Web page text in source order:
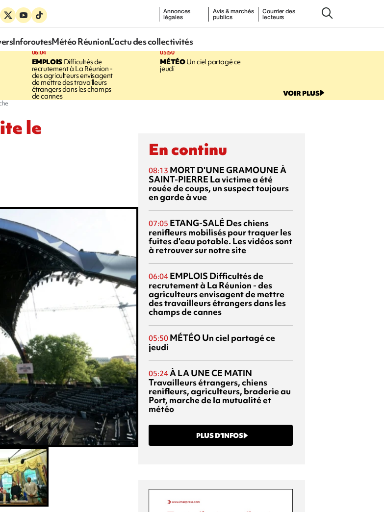
Annonces
légales
Avis & marchés
publics
Courrier des
lecteurs
InforoutesMétéo RéunionL’actu des collectivités
06:04
EMPLOISDifficultés de
recrutement à La Réunion -
des agriculteurs envisagent
de mettre des travailleurs
étrangers dans les champs
de cannes
05:50
MÉTÉOUn ciel partagé ce
jeudi
VOIR PLUS
le
En continu
08:13 MORT D'UNE GRAMOUNE À
SAINT-PIERRE La victime a été
rouée de coups, un suspect toujours
en garde à vue
07:05 ETANG-SALÉ Des chiens
renifleurs mobilisés pour traquer les
fuites d'eau potable. Les vidéos sont
à retrouver sur notre site
06:04 EMPLOIS Difficultés de
recrutement à La Réunion - des
agriculteurs envisagent de mettre
des travailleurs étrangers dans les
champs de cannes
05:50 MÉTÉOUn ciel partagé ce
jeudi
05:24À LA UNE CE MATIN
Travailleurs étrangers, chiens
renifleurs, agriculteurs, braderie au
Port, marche de la mutualité et
météo
PLUS D’INFOS